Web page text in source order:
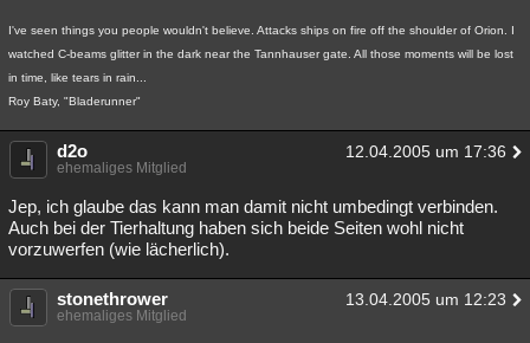
I've seen things you people wouldn't believe. Attacks ships on fire off the shoulder of Orion. I
watched C-beams glitter in the dark near the Tannhauser gate. All those moments will be lost
in time, like tears in rain...
Roy Baty, "Bladerunner"
d2o 12.04.2005 um 17:36
ehemaliges Mitglied
Jep, ich glaube das kann man damit nicht umbedingt verbinden.
Auch bei der Tierhaltung haben sich beide Seiten wohl nicht
vorzuwerfen (wie lächerlich).
stonethrower 13.04.2005 um 12:23
ehemaliges Mitglied